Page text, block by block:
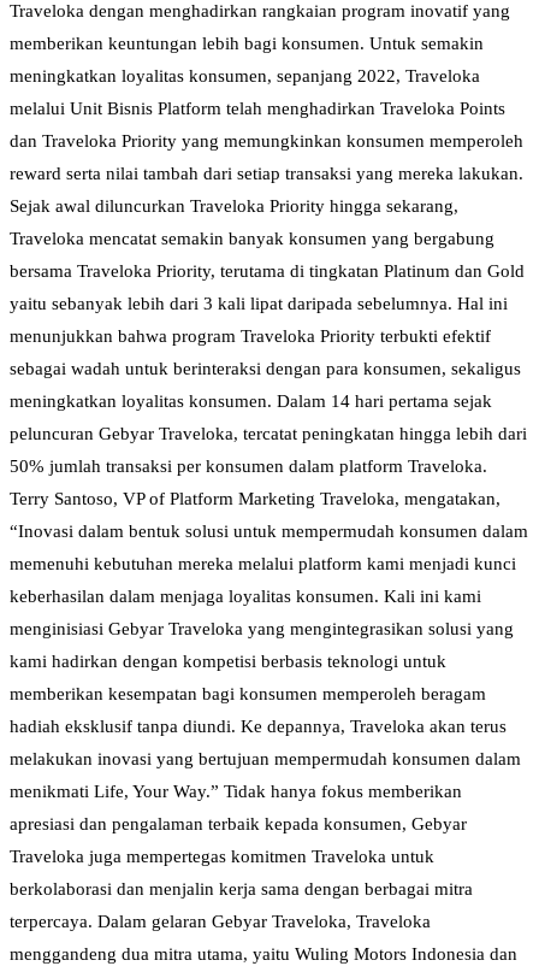
Traveloka dengan menghadirkan rangkaian program inovatif yang
memberikan keuntungan lebih bagi konsumen. Untuk semakin
meningkatkan loyalitas konsumen, sepanjang 2022, Traveloka
melalui Unit Bisnis Platform telah menghadirkan Traveloka Points
dan Traveloka Priority yang memungkinkan konsumen memperoleh
reward serta nilai tambah dari setiap transaksi yang mereka lakukan.
Sejak awal diluncurkan Traveloka Priority hingga sekarang,
Traveloka mencatat semakin banyak konsumen yang bergabung
bersama Traveloka Priority, terutama di tingkatan Platinum dan Gold
yaitu sebanyak lebih dari 3 kali lipat daripada sebelumnya. Hal ini
menunjukkan bahwa program Traveloka Priority terbukti efektif
sebagai wadah untuk berinteraksi dengan para konsumen, sekaligus
meningkatkan loyalitas konsumen. Dalam 14 hari pertama sejak
peluncuran Gebyar Traveloka, tercatat peningkatan hingga lebih dari
50% jumlah transaksi per konsumen dalam platform Traveloka.
Terry Santoso, VP of Platform Marketing Traveloka, mengatakan,
“Inovasi dalam bentuk solusi untuk mempermudah konsumen dalam
memenuhi kebutuhan mereka melalui platform kami menjadi kunci
keberhasilan dalam menjaga loyalitas konsumen. Kali ini kami
menginisiasi Gebyar Traveloka yang mengintegrasikan solusi yang
kami hadirkan dengan kompetisi berbasis teknologi untuk
memberikan kesempatan bagi konsumen memperoleh beragam
hadiah eksklusif tanpa diundi. Ke depannya, Traveloka akan terus
melakukan inovasi yang bertujuan mempermudah konsumen dalam
menikmati Life, Your Way.” Tidak hanya fokus memberikan
apresiasi dan pengalaman terbaik kepada konsumen, Gebyar
Traveloka juga mempertegas komitmen Traveloka untuk
berkolaborasi dan menjalin kerja sama dengan berbagai mitra
terpercaya. Dalam gelaran Gebyar Traveloka, Traveloka
menggandeng dua mitra utama, yaitu Wuling Motors Indonesia dan